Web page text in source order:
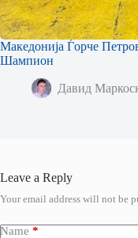
Македонија Ѓорче
Шампион
Давид
Leave a Reply
Your email address will not be
Name *